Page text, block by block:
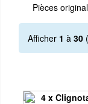
Pièces
Afficher 1 à 30